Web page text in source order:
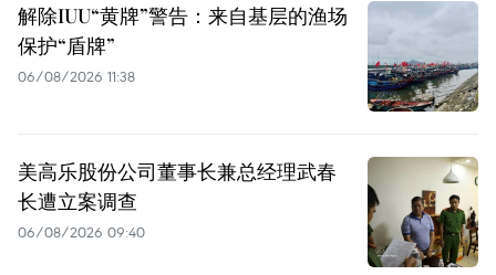
解除IUU“黄牌”警告：来自基层的渔场
保护“盾牌”
06/08/2026 11:38
美高乐股份公司董事长兼总经理武春
长遭立案调查
06/08/2026 09:40